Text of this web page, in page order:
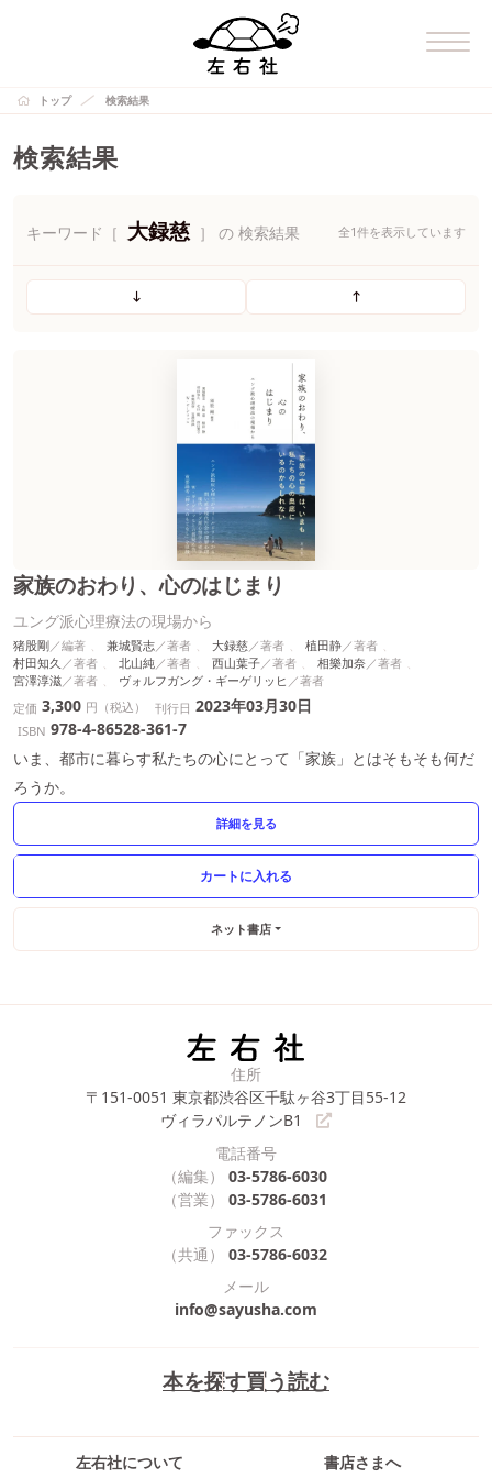
トップ 検索結果
検索結果
キーワード［ 大録慈 ］ の 検索結果 全1件を表示しています
家族のおわり、心のはじまり
ユング派心理療法の現場から
猪股剛 兼城賢志 大録慈
植田静
村田知久
北山純 西山葉子
相樂加奈
宮澤淳滋
ヴォルフガング・ギーゲリッヒ
定価 3,300 円（税込） 刊行日 2023年03月30日
ISBN 978-4-86528-361-7
いま、都市に暮らす私たちの心にとって「家族」とはそもそも何だ
ろうか。
詳細を見る
ネット書店
本を探す買う読む
左右社について 書店さまへ
住所
〒151-0051 東京都渋谷区千駄ヶ谷3丁目55-12
ヴィラパルテノンB1
電話番号
（編集）
03-5786-6030
（営業）
03-5786-6031
ファックス
（共通）
03-5786-6032
メール
info@sayusha.com